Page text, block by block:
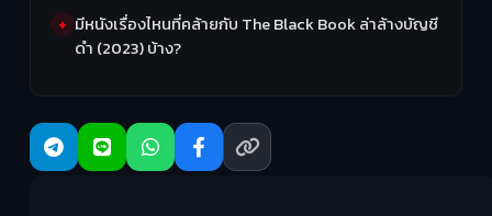
มีหนังเรื่องไหนที่คล้ายกับ The Black Book ล่าล้างบัญชี
ดำ (2023) บ้าง?